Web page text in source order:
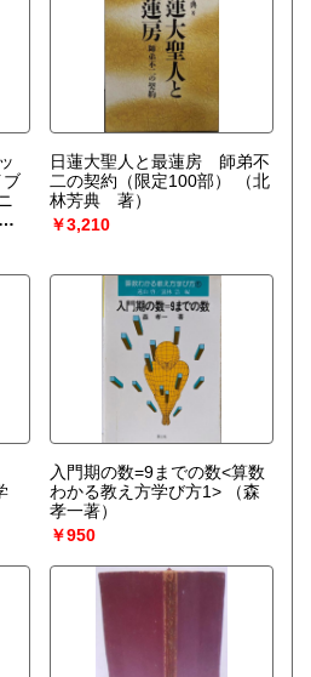
ブ
日蓮大聖人と最蓮房 師弟不
二の契約（限定100部）
（北
林芳典 著）
￥3,210
入門期の数=9までの数<算数
わかる教え方学び方1>
（森
孝一著）
￥950